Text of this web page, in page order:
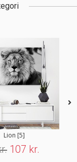
Lion [5]
107 kr.